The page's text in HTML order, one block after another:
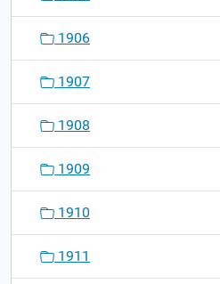
1906
1907
1908
1909
1910
1911